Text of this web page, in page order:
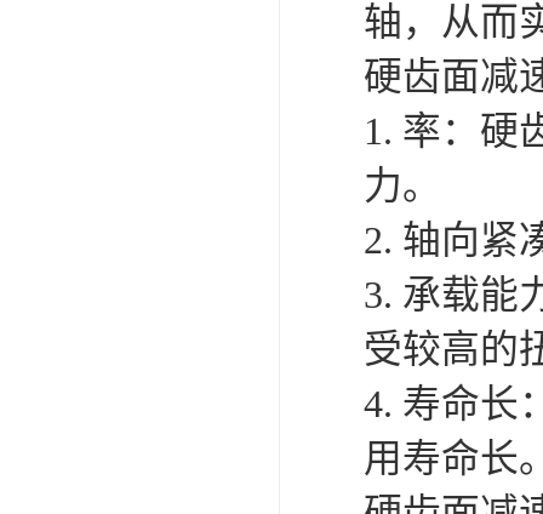
轴，从而
硬齿面减
1. 率：硬
力。
2. 轴向紧
3. 承载能
受较高的
4. 寿命长
用寿命长